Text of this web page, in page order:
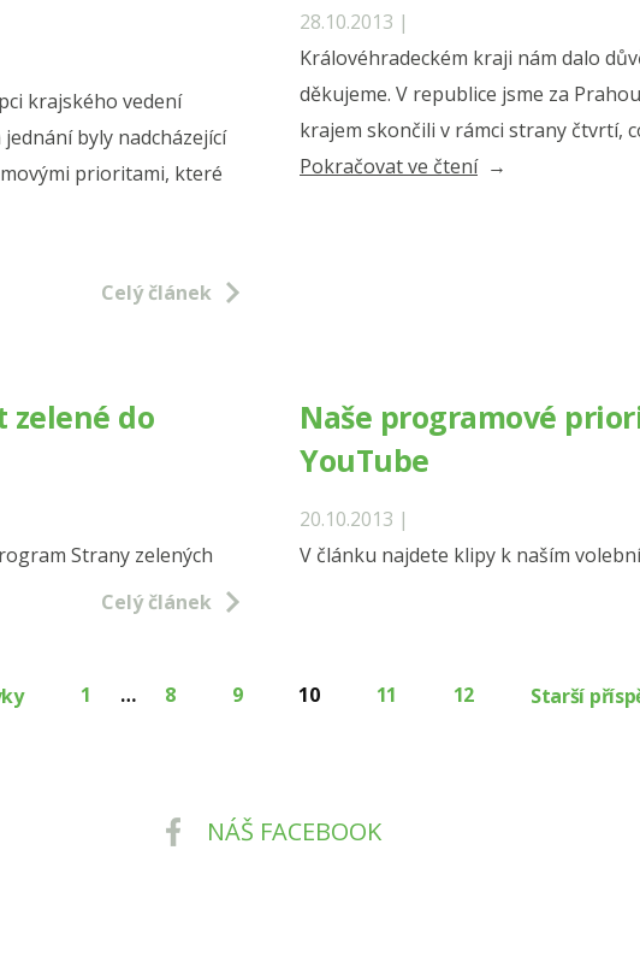
krajského vedení
byly nadcházející
prioritami, které
Celý článek
28.10.2013 |
Královéhradeckém kraji nám dalo
děkujeme. V republice jsme za
krajem skončili v rámci strany čtvrtí,
Pokračovat ve čtení„Děkujeme
zelené do
Strany zelených
Celý článek
Naše programové
YouTube
20.10.2013 |
V článku najdete klipy k naším
1 … 8 9 10 11 12 Starší
NÁŠ FACEBOOK